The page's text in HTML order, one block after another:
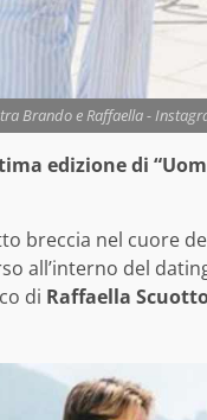
Brando e Raffaella -
edizione di
breccia nel cuore
all’interno del
di Raffaella